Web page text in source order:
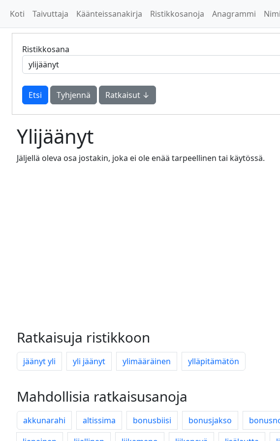
Koti Taivuttaja Käänteissanakirja Ristikkosanoja Anagrammi
Ristikkosana
Tyhjennä Ratkaisut ↓
Ylijäänyt
Jäljellä oleva osa jostakin, joka ei ole enää tarpeellinen tai käytössä.
Ratkaisuja ristikkoon
jäänyt yli yli jäänyt ylimääräinen ylläpitämätön
Mahdollisia ratkaisusanoja
akkunarahi altissima bonusbiisi bonusjakso